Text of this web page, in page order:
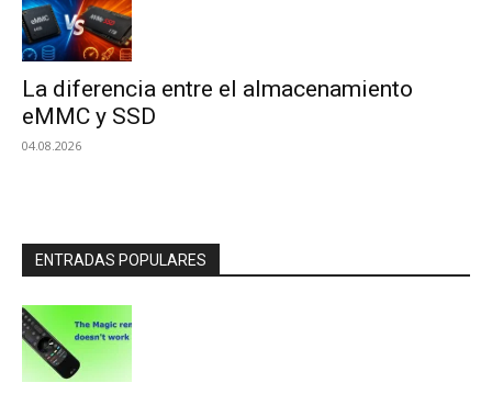
La diferencia entre el almacenamiento
eMMC y SSD
04.08.2026
ENTRADAS POPULARES